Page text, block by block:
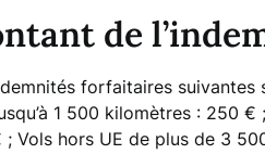
de
forfaitaires
1 500 kilomètres : 250
; Vols hors UE de plus de 3